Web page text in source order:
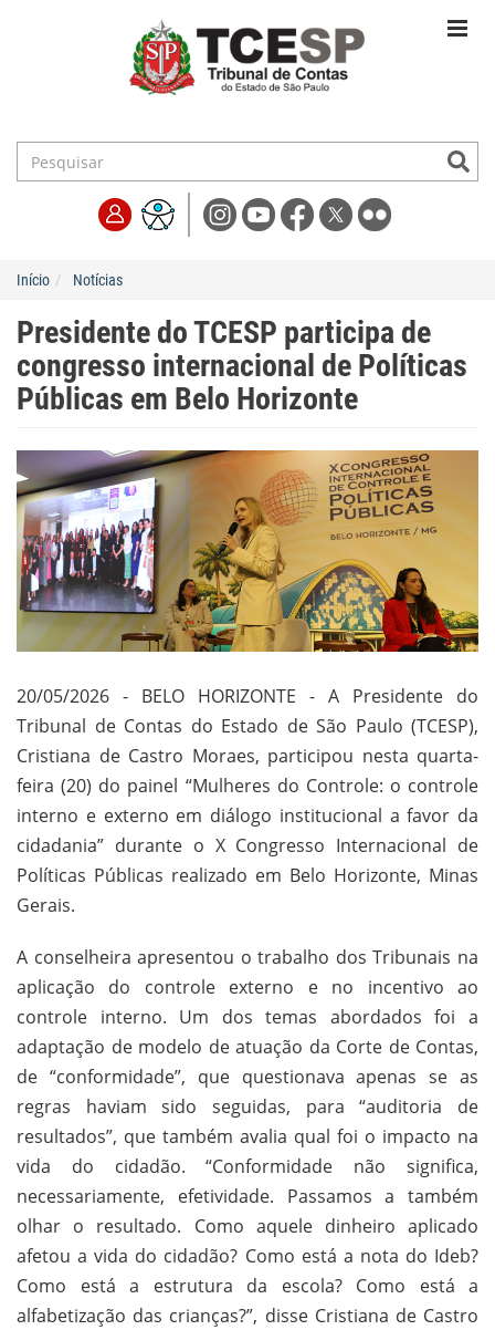
Início Notícias
Presidente do TCESP participa de
congresso internacional de Políticas
Públicas em Belo Horizonte
20/05/2026 - BELO HORIZONTE - A Presidente do
Tribunal de Contas do Estado de São Paulo (TCESP),
Cristiana de Castro Moraes, participou nesta quarta-
feira (20) do painel “Mulheres do Controle: o controle
interno e externo em diálogo institucional a favor da
cidadania” durante o X Congresso Internacional de
Políticas Públicas realizado em Belo Horizonte, Minas
Gerais.
A conselheira apresentou o trabalho dos Tribunais na
aplicação do controle externo e no incentivo ao
controle interno. Um dos temas abordados foi a
adaptação de modelo de atuação da Corte de Contas,
de “conformidade”, que questionava apenas se as
regras haviam sido seguidas, para “auditoria de
resultados”, que também avalia qual foi o impacto na
vida do cidadão. “Conformidade não significa,
necessariamente, efetividade. Passamos a também
olhar o resultado. Como aquele dinheiro aplicado
afetou a vida do cidadão? Como está a nota do Ideb?
Como está a estrutura da escola? Como está a
alfabetização das crianças?”, disse Cristiana de Castro